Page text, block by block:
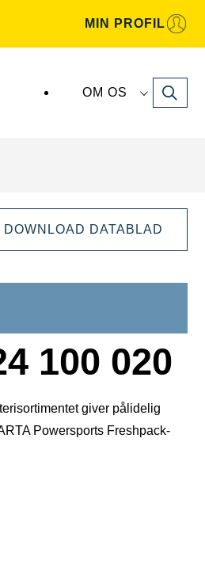
MIN PROFIL
OM OS Search
DOWNLOAD DATABLAD
100 020
giver pålidelig
Powersports Freshpack-